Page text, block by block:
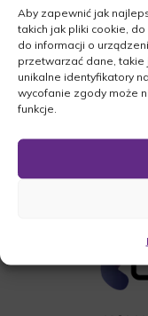
Aby zapewnić jak
takich jak pliki cookie,
do informacji o
przetwarzać dane,
unikalne identyfikatory
wycofanie zgody może
funkcje.
Skwierzynie.
Ceremonia
Wielkich po mszy
O czym
Rodzina.